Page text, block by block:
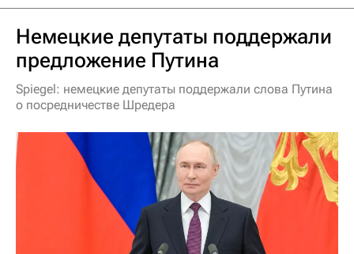
Немецкие депутаты поддержали
предложение Путина
Spiegel: немецкие депутаты поддержали слова Путина
о посредничестве Шредера